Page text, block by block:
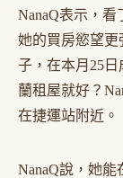
NanaQ表示，
她的買房慾望
子，在本月25
蘭租屋就好？
在捷運站附近。
NanaQ說，她